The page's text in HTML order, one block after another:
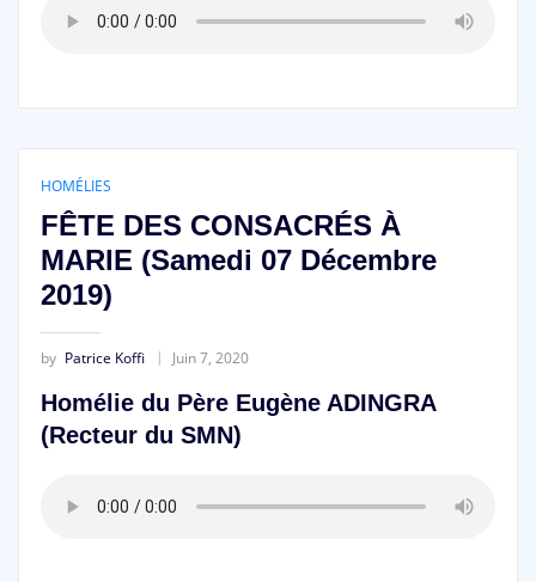
HOMÉLIES
FÊTE DES CONSACRÉS À
MARIE (Samedi 07 Décembre
2019)
by Patrice Koffi Juin 7, 2020
Homélie du Père Eugène ADINGRA
(Recteur du SMN)